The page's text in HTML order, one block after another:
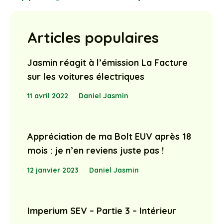
Articles populaires
Jasmin réagit à l’émission La Facture
sur les voitures électriques
11 avril 2022 Daniel Jasmin
Appréciation de ma Bolt EUV après 18
mois : je n’en reviens juste pas !
12 janvier 2023 Daniel Jasmin
Imperium SEV – Partie 3 – Intérieur